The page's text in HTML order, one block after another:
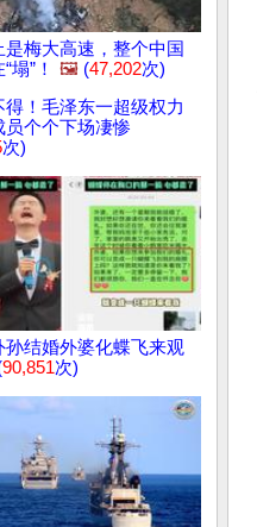
是梅大高速，整个中国
塌”！
🖼️ (47,202次)
得！毛泽东一超级权力
员个个下场凄惨
次)
孙结婚外婆化蝶飞来观
90,851次)